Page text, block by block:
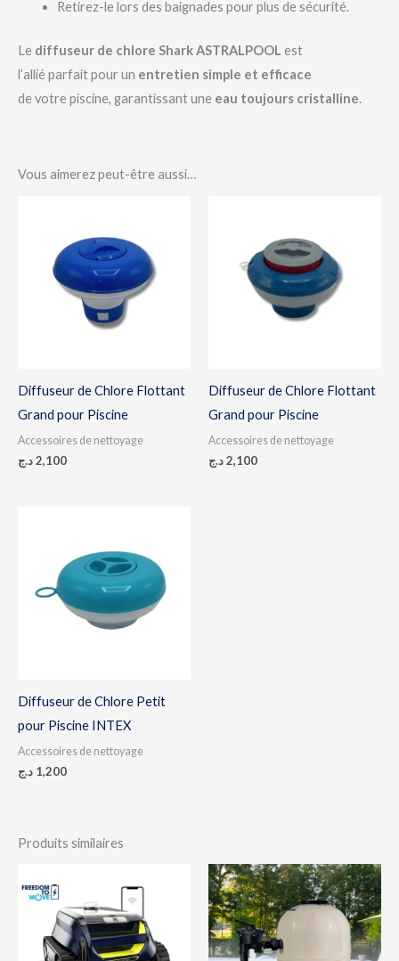
Retirez-le lors des baignades pour plus de sécurité.
Le diffuseur de chlore Shark ASTRALPOOL est
l’allié parfait pour un entretien simple et efficace
de votre piscine, garantissant une eau toujours cristalline.
Vous aimerez peut-être aussi…
Diffuseur de Chlore Flottant
Grand pour Piscine
Accessoires de nettoyage
2,100د.ج
Diffuseur de Chlore Flottant
Grand pour Piscine
Accessoires de nettoyage
2,100د.ج
Diffuseur de Chlore Petit
pour Piscine INTEX
Accessoires de nettoyage
1,200 د.ج
Produits similaires
Plage
de
prix :
67,000 د.ج
à